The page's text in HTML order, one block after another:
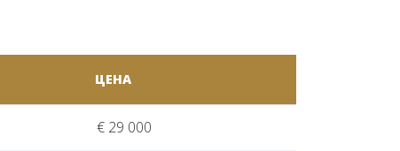
ЦЕНА
€ 29 000